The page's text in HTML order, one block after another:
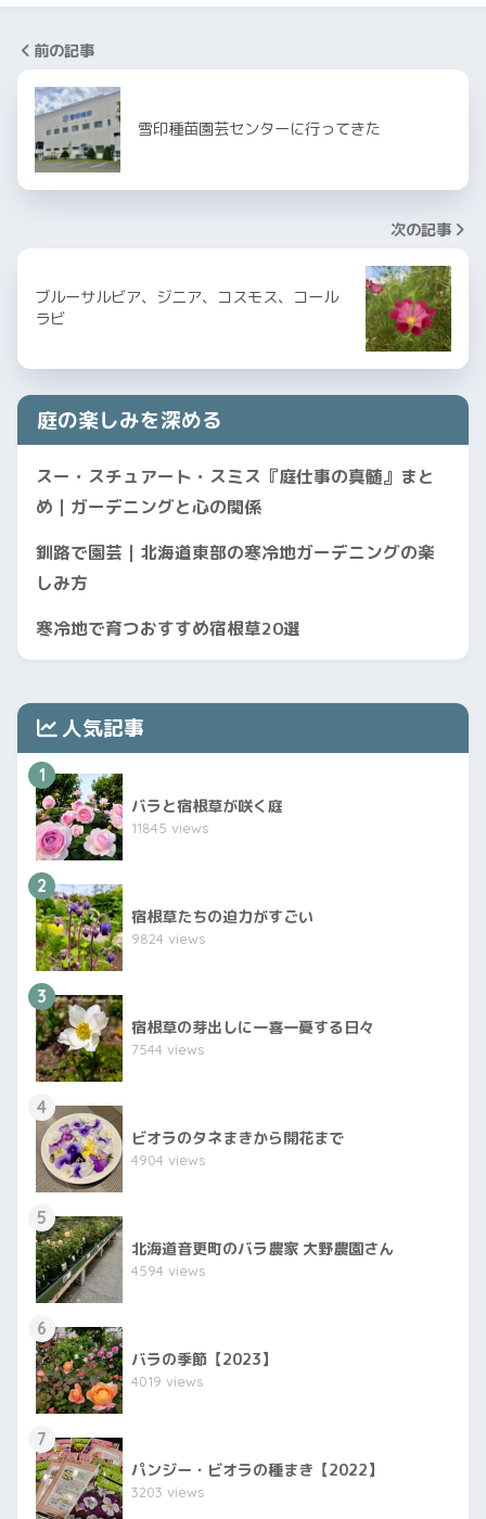
前の記事
雪印種苗園芸センターに行ってきた
次の記事
ブルーサルビア、ジニア、コスモス、コール
ラビ
庭の楽しみを深める
スー・スチュアート・スミス『庭仕事の真髄』まと
め｜ガーデニングと心の関係
釧路で園芸｜北海道東部の寒冷地ガーデニングの楽
しみ方
寒冷地で育つおすすめ宿根草20選
人気記事
1
バラと宿根草が咲く庭
11845 views
2
宿根草たちの迫力がすごい
9824 views
3
宿根草の芽出しに一喜一憂する日々
7544 views
4
ビオラのタネまきから開花まで
4904 views
5
北海道音更町のバラ農家 大野農園さん
4594 views
6
バラの季節【2023】
4019 views
7
パンジー・ビオラの種まき【2022】
3203 views